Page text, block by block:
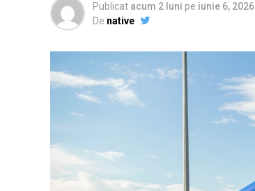
Publicat acum 2 luni pe iunie 6, 2026
De native